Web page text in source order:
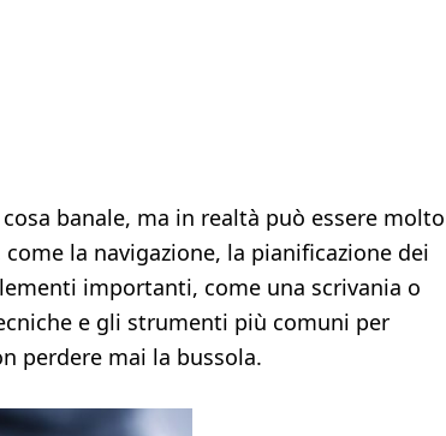
banale, ma in realtà può essere molto
la navigazione, la pianificazione dei
importanti, come una scrivania o
e gli strumenti più comuni per
perdere mai la bussola.